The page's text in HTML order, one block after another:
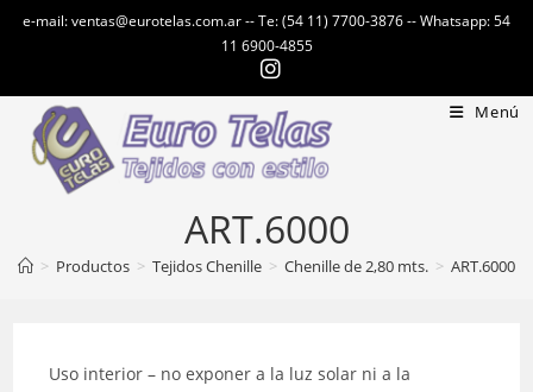
e-mail: ventas@eurotelas.com.ar -- Te: (54 11) 7700-3876 -- Whatsapp: 54
11 6900-4855
Menú
ART.6000
> Productos > Tejidos Chenille > Chenille de 2,80 mts. > ART.6000
Uso interior – no exponer a la luz solar ni a la